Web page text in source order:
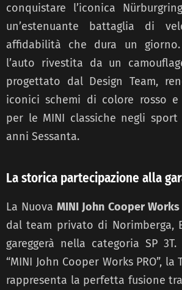
conquistare l’iconica
un’estenuante battaglia di
affidabilità che dura un giorno.
l’auto rivestita da un
progettato dal Design Team,
iconici schemi di colore rosso
per le MINI classiche negli
anni Sessanta.
La storica partecipazione alla
La NuovaMINI John Cooper Works
dal team privato di Norimberga,
gareggerà nella categoria SP
“MINI John Cooper Works PRO”, la
rappresenta la perfetta fusione